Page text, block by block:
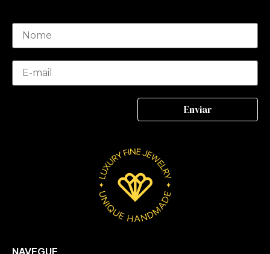
NAVEGUE